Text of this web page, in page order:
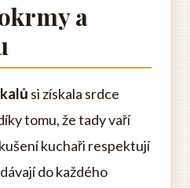
a
si získala srdce
tomu, že tady vaří
kuchaři respektují
do každého